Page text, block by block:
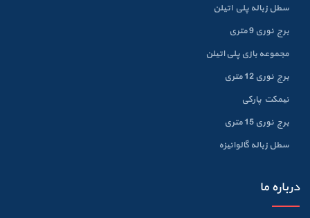
سطل زباله پلي اتيلن
برج نوری 9 متری
مجموعه بازی پلی اتیلن
برج نوری 12 متری
نیمکت پارکی
برج نوری 15 متری
سطل زباله گالوانيزه
درباره ما